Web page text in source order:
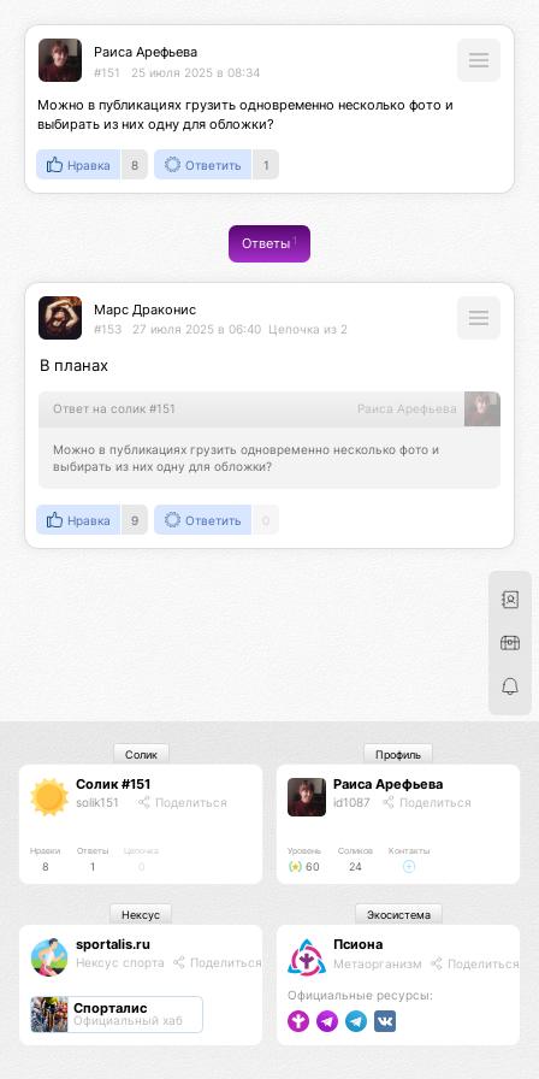
Раиса Арефьева
#151 25 июля 2025 в 08:34
Можно в публикациях грузить одновременно несколько фото и
выбирать из них одну для обложки?
Нравка 8 Ответить 1
Ответы 1
Марс Драконис
#153 27 июля 2025 в 06:40 Цепочка из 2
В планах
Ответ на солик #151 Раиса Арефьева
Можно в публикациях грузить одновременно несколько фото и
выбирать из них одну для обложки?
Нравка 9 Ответить 0
Солик #151
solik151 Поделиться
Нравки
8
Ответы
1
Цепочка
0
Солик
Раиса Арефьева
id1087 Поделиться
Уровень
60
Соликов
24
Контакты
Профиль
sportalis.ru
Нексус спорта Поделиться
Спорталис
Официальный хаб
Нексус
Псиона
Метаорганизм Поделиться
Официальные ресурсы:
Экосистема